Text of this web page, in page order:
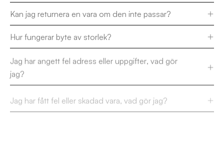
Kan jag returnera en vara om den inte passar?
Hur fungerar byte av storlek?
Jag har angett fel adress eller uppgifter, vad gör
jag?
Jag har fått fel eller skadad vara, vad gör jag?